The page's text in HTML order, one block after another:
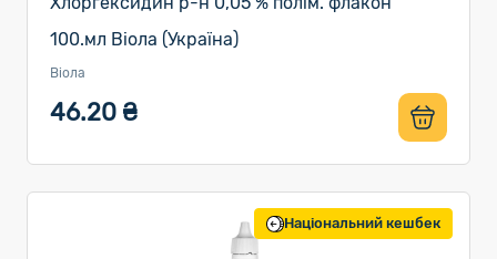
100.мл Віола (Україна)
Віола
46.20 ₴
Національний кешбек